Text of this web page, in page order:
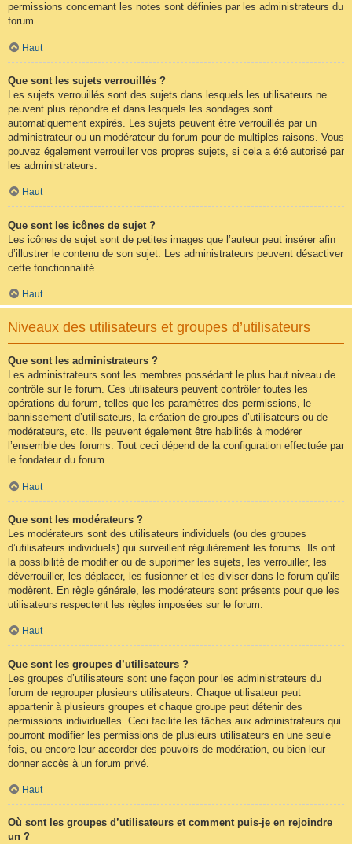
permissions concernant les notes sont définies par les administrateurs du
forum.
Haut
Que sont les sujets verrouillés ?
Les sujets verrouillés sont des sujets dans lesquels les utilisateurs ne
peuvent plus répondre et dans lesquels les sondages sont
automatiquement expirés. Les sujets peuvent être verrouillés par un
administrateur ou un modérateur du forum pour de multiples raisons. Vous
pouvez également verrouiller vos propres sujets, si cela a été autorisé par
les administrateurs.
Haut
Que sont les icônes de sujet ?
Les icônes de sujet sont de petites images que l’auteur peut insérer afin
d’illustrer le contenu de son sujet. Les administrateurs peuvent désactiver
cette fonctionnalité.
Haut
Niveaux des utilisateurs et groupes d’utilisateurs
Que sont les administrateurs ?
Les administrateurs sont les membres possédant le plus haut niveau de
contrôle sur le forum. Ces utilisateurs peuvent contrôler toutes les
opérations du forum, telles que les paramètres des permissions, le
bannissement d’utilisateurs, la création de groupes d’utilisateurs ou de
modérateurs, etc. Ils peuvent également être habilités à modérer
l’ensemble des forums. Tout ceci dépend de la configuration effectuée par
le fondateur du forum.
Haut
Que sont les modérateurs ?
Les modérateurs sont des utilisateurs individuels (ou des groupes
d’utilisateurs individuels) qui surveillent régulièrement les forums. Ils ont
la possibilité de modifier ou de supprimer les sujets, les verrouiller, les
déverrouiller, les déplacer, les fusionner et les diviser dans le forum qu’ils
modèrent. En règle générale, les modérateurs sont présents pour que les
utilisateurs respectent les règles imposées sur le forum.
Haut
Que sont les groupes d’utilisateurs ?
Les groupes d’utilisateurs sont une façon pour les administrateurs du
forum de regrouper plusieurs utilisateurs. Chaque utilisateur peut
appartenir à plusieurs groupes et chaque groupe peut détenir des
permissions individuelles. Ceci facilite les tâches aux administrateurs qui
pourront modifier les permissions de plusieurs utilisateurs en une seule
fois, ou encore leur accorder des pouvoirs de modération, ou bien leur
donner accès à un forum privé.
Haut
Où sont les groupes d’utilisateurs et comment puis-je en rejoindre
un ?